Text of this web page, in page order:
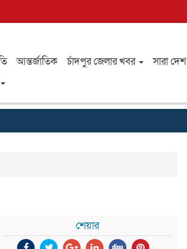
আন্তর্জাতিক চাঁদপুর জেলার খবর সারা দেশ
শেয়ার